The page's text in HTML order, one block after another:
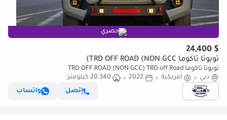
حصري
$ 24,400
تويوتا تاكوما TRD OFF ROAD (NON GCC)
تويوتا تاكوما TRD OFF ROAD (NON GCC) TRD off Road
دبي
أمريكية 2022
20,340 كيلومتر
إتصل
واتساب